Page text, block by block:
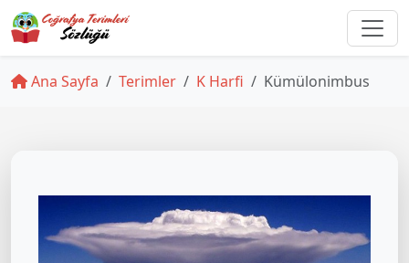
Ana Sayfa Terimler K Harfi Kümülonimbus